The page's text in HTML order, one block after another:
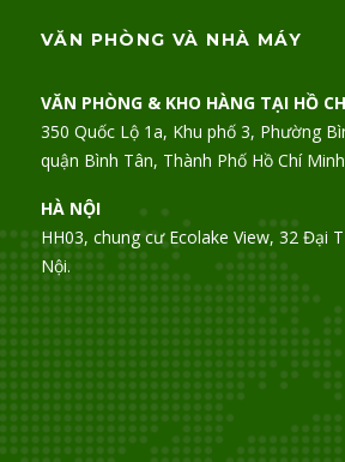
VĂN PHÒNG VÀ NHÀ MÁY
VĂN PHÒNG & KHO HÀNG TẠI HỒ
350 Quốc Lộ 1a, Khu phố 3, Phường
quận Bình Tân, Thành Phố Hồ Chí
HÀ NỘI
HH03, chung cư Ecolake View, 32 Đại
Nội.